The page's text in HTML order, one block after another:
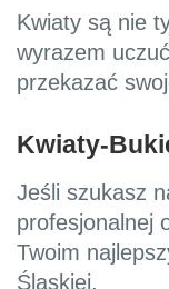
Kwiaty są nie
wyrazem
przekazać
Kwiaty-
Jeśli szukasz
profesjonalnej
Twoim
Śląskiej.